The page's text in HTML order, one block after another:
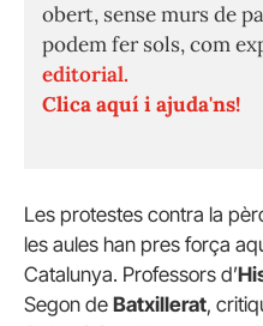
obert, sense murs de
podem fer sols, com
editorial.
Clica aquí i ajuda'ns!
Les protestes contra la
les aules han pres força
Catalunya. Professors d’
Segon de Batxillerat,